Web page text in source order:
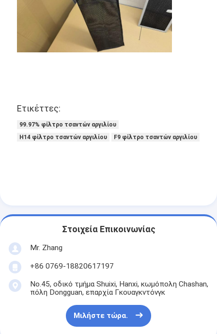
Ετικέττες:
99.97% φίλτρο τσαντών αργιλίου
H14 φίλτρο τσαντών αργιλίου
F9 φίλτρο τσαντών αργιλίου
Στοιχεία Επικοινωνίας
Mr. Zhang
+86 0769-18820617197
No.45, οδικό τμήμα Shuixi, Hanxi, κωμόπολη Chashan,
πόλη Dongguan, επαρχία Γκουαγκντόνγκ
Μιλήστε τώρα.